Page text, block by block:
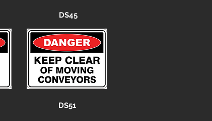
DS45
DS51